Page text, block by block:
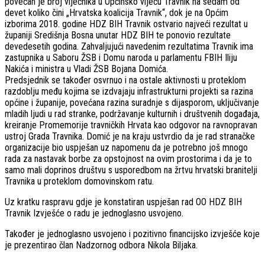
devet koliko čini „Hrvatska koalicija Travnik“, dok je na Općim
izborima 2018. godine HDZ BIH Travnik ostvario najveći rezultat u
županiji Središnja Bosna unutar HDZ BIH te ponovio rezultate
devedesetih godina. Zahvaljujući navedenim rezultatima Travnik ima
zastupnika u Saboru ŽSB i Domu naroda u parlamentu FBIH Iliju
Nakića i ministra u Vladi ŽSB Bojana Domića.
Predsjednik se također osvrnuo i na ostale aktivnosti u proteklom
razdoblju među kojima se izdvajaju infrastrukturni projekti sa razina
općine i županije, povećana razina suradnje s dijasporom, uključivanje
mladih ljudi u rad stranke, podržavanje kulturnih i društvenih događaja,
kreiranje Promemorije travničkih Hrvata kao odgovor na ravnopravan
ustroj Grada Travnika. Domić je na kraju ustvrdio da je rad stranačke
organizacije bio uspješan uz napomenu da je potrebno još mnogo
rada za nastavak borbe za opstojnost na ovim prostorima i da je to
samo mali doprinos društvu s usporedbom na žrtvu hrvatski branitelji
Travnika u proteklom domovinskom ratu.
Uz kratku raspravu gdje je konstatiran uspješan rad OO HDZ BIH
Travnik Izvješće o radu je jednoglasno usvojeno.
Također je jednoglasno usvojeno i pozitivno financijsko izvješće koje
je prezentirao član Nadzornog odbora Nikola Biljaka.